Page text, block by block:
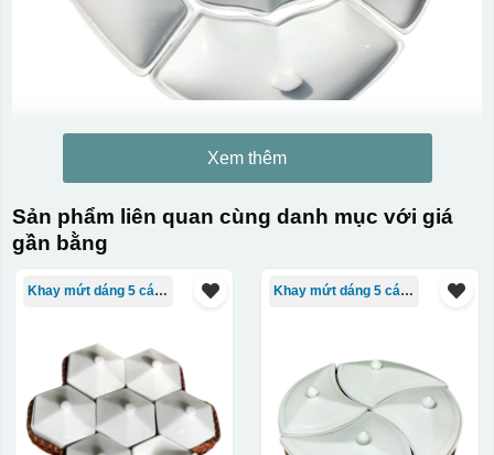
Xem thêm
Sản phẩm liên quan cùng danh mục với giá
gần bằng
Khay mứt dáng 5 cánh Khay mứt dáng 5 cánh